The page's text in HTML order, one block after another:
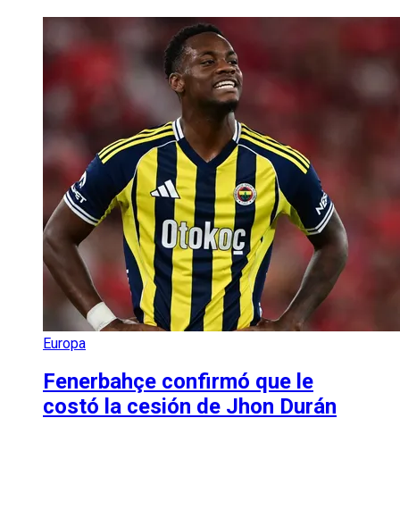
Europa
Fenerbahçe confirmó que le
costó la cesión de Jhon Durán